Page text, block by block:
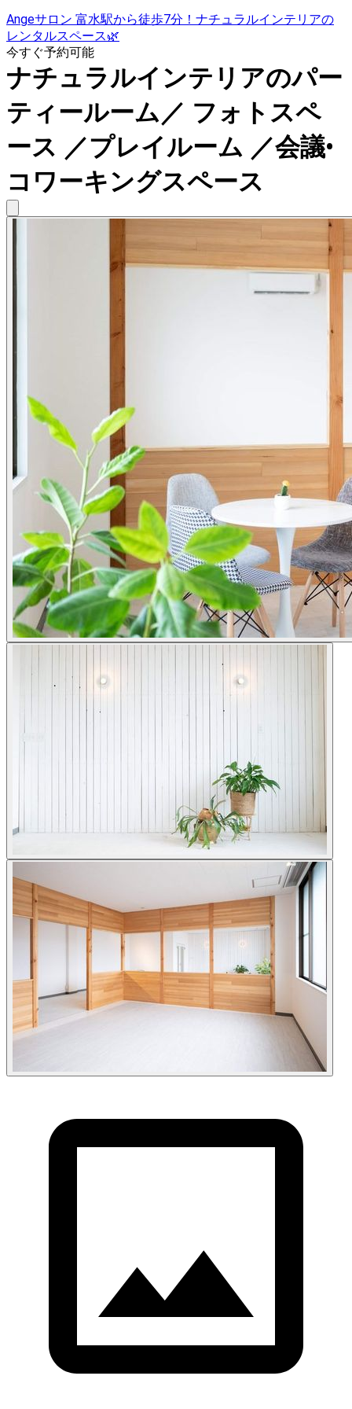
Angeサロン 富水駅から徒歩7分！ナチュラルインテリアの
レンタルスペース🌿
今すぐ予約可能
ナチュラルインテリアのパー
ティールーム／ フォトスペ
ース ／プレイルーム ／会議•
コワーキングスペース